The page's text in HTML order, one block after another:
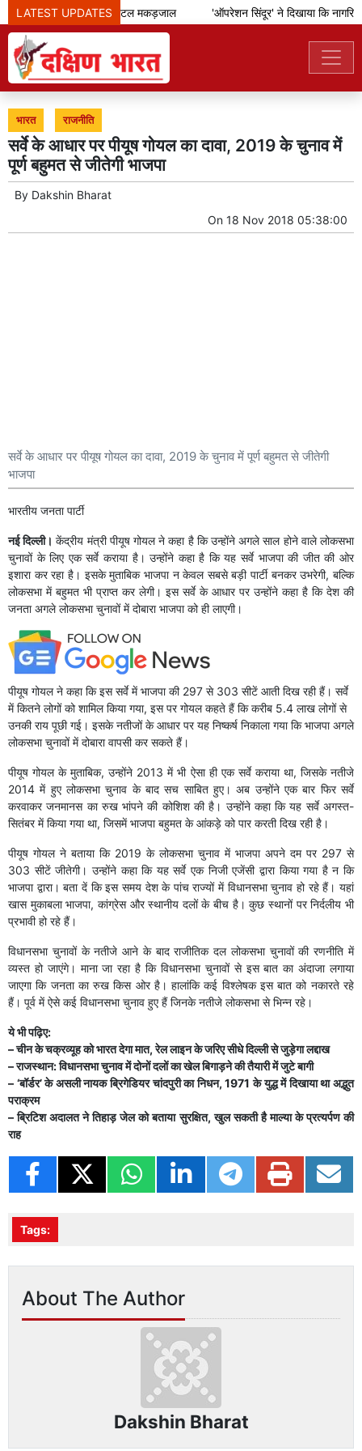
LATEST UPDATES
आईएसआई का डिजिटल मकड़जाल 'ऑपरेशन सिंदूर' ने दिखाया कि
भारत राजनीति
सर्वे के आधार पर पीयूष गोयल का दावा, 2019 के चुनाव में
पूर्ण बहुमत से जीतेगी भाजपा
By Dakshin Bharat
On 18 Nov 2018 05:38:00
सर्वे के आधार पर पीयूष गोयल का दावा, 2019 के चुनाव में पूर्ण बहुमत से जीतेगी
भाजपा
भारतीय जनता पार्टी
नई दिल्ली। केंद्रीय मंत्री पीयूष गोयल ने कहा है कि उन्होंने अगले साल होने वाले लोकसभा
चुनावों के लिए एक सर्वे कराया है। उन्होंने कहा है कि यह सर्वे भाजपा की जीत की ओर
इशारा कर रहा है। इसके मुताबिक भाजपा न केवल सबसे बड़ी पार्टी बनकर उभरेगी, बल्कि
लोकसभा में बहुमत भी प्राप्त कर लेगी। इस सर्वे के आधार पर उन्होंने कहा है कि देश की
जनता अगले लोकसभा चुनावों में दोबारा भाजपा को ही लाएगी।
पीयूष गोयल ने कहा कि इस सर्वे में भाजपा की 297 से 303 सीटें आती दिख रही हैं। सर्वे
में कितने लोगों को शामिल किया गया, इस पर गोयल कहते हैं कि करीब 5.4 लाख लोगों से
उनकी राय पूछी गई। इसके नतीजों के आधार पर यह निष्कर्ष निकाला गया कि भाजपा अगले
लोकसभा चुनावों में दोबारा वापसी कर सकते हैं।
पीयूष गोयल के मुताबिक, उन्होंने 2013 में भी ऐसा ही एक सर्वे कराया था, जिसके नतीजे
2014 में हुए लोकसभा चुनाव के बाद सच साबित हुए। अब उन्होंने एक बार फिर सर्वे
करवाकर जनमानस का रुख भांपने की कोशिश की है। उन्होंने कहा कि यह सर्वे अगस्त-
सितंबर में किया गया था, जिसमें भाजपा बहुमत के आंकड़े को पार करती दिख रही है।
पीयूष गोयल ने बताया कि 2019 के लोकसभा चुनाव में भाजपा अपने दम पर 297 से
303 सीटें जीतेगी। उन्होंने कहा कि यह सर्वे एक निजी एजेंसी द्वारा किया गया है न कि
भाजपा द्वारा। बता दें कि इस समय देश के पांच राज्यों में विधानसभा चुनाव हो रहे हैं। यहां
खास मुकाबला भाजपा, कांग्रेस और स्थानीय दलों के बीच है। कुछ स्थानों पर निर्दलीय भी
प्रभावी हो रहे हैं।
विधानसभा चुनावों के नतीजे आने के बाद राजीतिक दल लोकसभा चुनावों की रणनीति में
व्यस्त हो जाएंगे। माना जा रहा है कि विधानसभा चुनावों से इस बात का अंदाजा लगाया
जाएगा कि जनता का रुख किस ओर है। हालांकि कई विश्लेषक इस बात को नकारते रहे
हैं। पूर्व में ऐसे कई विधानसभा चुनाव हुए हैं​ जिनके नतीजे लोकसभा से भिन्न रहे।
ये भी पढ़िए:
– चीन के चक्रव्यूह को भारत देगा मात, रेल लाइन के जरिए सीधे दिल्ली से जुड़ेगा लद्दाख
– राजस्थान: विधानसभा चुनाव में दोनों दलों का खेल बिगाड़ने की तैयारी में जुटे बागी
– ‘बॉर्डर’ के असली नायक ब्रिगेडियर चांदपुरी का निधन, 1971 के युद्ध में दिखाया था अद्भुत
पराक्रम
– ब्रिटिश अदालत ने तिहाड़ जेल को बताया सुरक्षित, खुल सकती है माल्या के प्रत्यर्पण की
राह
Tags:
About The Author
Dakshin Bharat